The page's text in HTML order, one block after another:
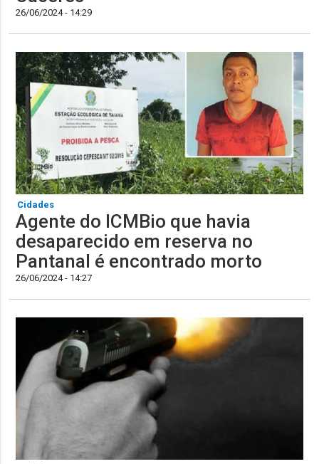
26/06/2024 - 14:29
Cidades
Agente do ICMBio que havia
desaparecido em reserva no
Pantanal é encontrado morto
26/06/2024 - 14:27